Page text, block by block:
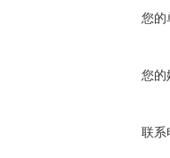
您的
您的
联系